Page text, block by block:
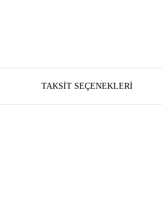
TAKSIT SEÇENEKLERI